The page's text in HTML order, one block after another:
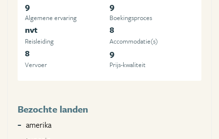
9
Algemene ervaring
9
Boekingsproces
nvt
Reisleiding
8
Accommodatie(s)
8
Vervoer
9
Prijs-kwaliteit
Bezochte landen
amerika